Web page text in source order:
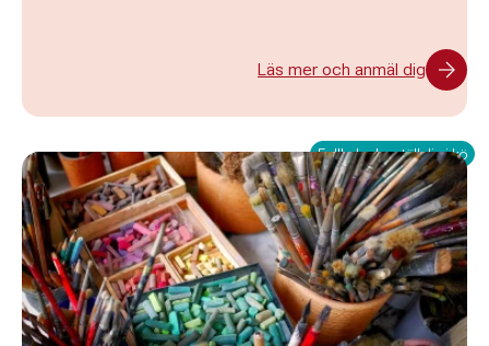
Läs mer och anmäl dig
Fullbokad – ställ dig i kö